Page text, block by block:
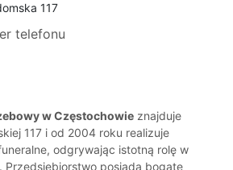
117
telefonu
w Częstochowie znajduje
117 i od 2004 roku realizuje
odgrywając istotną rolę w
Przedsiębiorstwo posiada bogate